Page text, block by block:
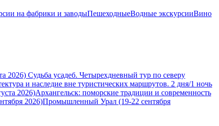
на фабрики и заводыПешеходныеВодные экскурсииВино
2026) Судьба усадеб. Четырехдневный тур по северу
и наследие вне туристических маршрутов. 2 дня/1 ночь
2026)Архангельск: поморские традиции и современность
2026)Промышленный Урал (19-22 сентября